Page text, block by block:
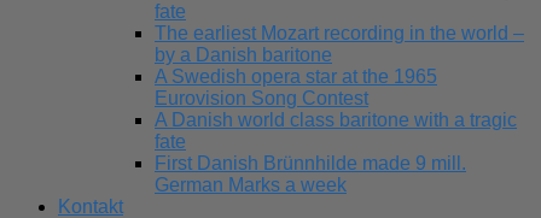
fate
The earliest Mozart recording in the world –
by a Danish baritone
A Swedish opera star at the 1965
Eurovision Song Contest
A Danish world class baritone with a tragic
fate
First Danish Brünnhilde made 9 mill.
German Marks a week
Kontakt